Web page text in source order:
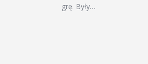
grę. Były…